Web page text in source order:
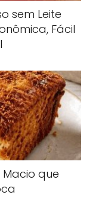
sem Leite
Fácil
que